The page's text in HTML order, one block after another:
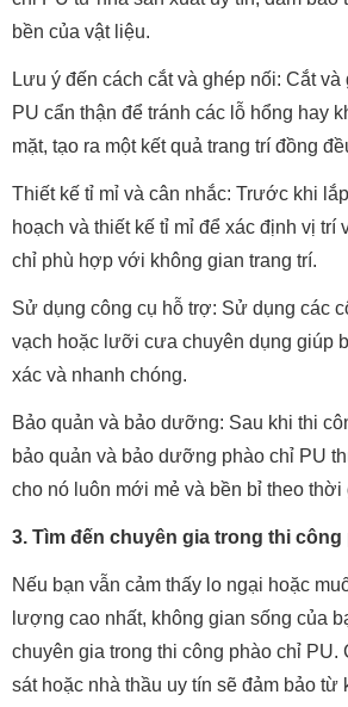
bền của vật liệu.
Lưu ý đến cách cắt và ghép nối: Cắt
PU cẩn thận để tránh các lỗ hổng hay
mặt, tạo ra một kết quả trang trí đồng
Thiết kế tỉ mỉ và cân nhắc: Trước khi
hoạch và thiết kế tỉ mỉ để xác định vị trí
chỉ phù hợp với không gian trang trí.
Sử dụng công cụ hỗ trợ: Sử dụng các
vạch hoặc lưỡi cưa chuyên dụng giúp
xác và nhanh chóng.
Bảo quản và bảo dưỡng: Sau khi thi
bảo quản và bảo dưỡng phào chỉ PU
cho nó luôn mới mẻ và bền bỉ theo thời
3. Tìm đến chuyên gia trong thi công
Nếu bạn vẫn cảm thấy lo ngại hoặc
lượng cao nhất, không gian sống của
chuyên gia trong thi công phào chỉ PU.
sát hoặc nhà thầu uy tín sẽ đảm bảo từ